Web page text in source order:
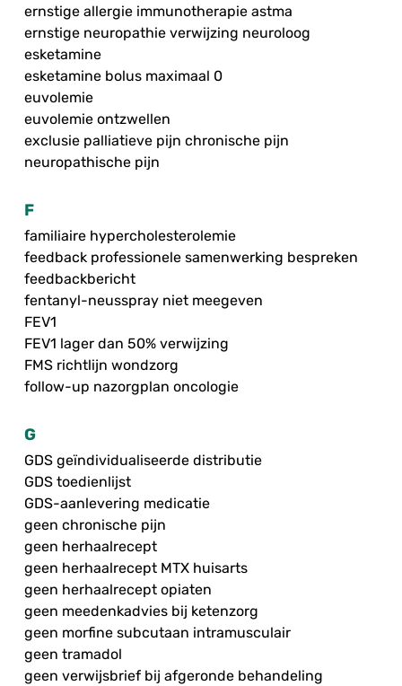
ernstige allergie immunotherapie astma
ernstige neuropathie verwijzing neuroloog
esketamine
esketamine bolus maximaal 0
euvolemie
euvolemie ontzwellen
exclusie palliatieve pijn chronische pijn
neuropathische pijn
F
familiaire hypercholesterolemie
feedback professionele samenwerking bespreken
feedbackbericht
fentanyl-neusspray niet meegeven
FEV1
FEV1 lager dan 50% verwijzing
FMS richtlijn wondzorg
follow-up nazorgplan oncologie
G
GDS geïndividualiseerde distributie
GDS toedienlijst
GDS-aanlevering medicatie
geen chronische pijn
geen herhaalrecept
geen herhaalrecept MTX huisarts
geen herhaalrecept opiaten
geen meedenkadvies bij ketenzorg
geen morfine subcutaan intramusculair
geen tramadol
geen verwijsbrief bij afgeronde behandeling